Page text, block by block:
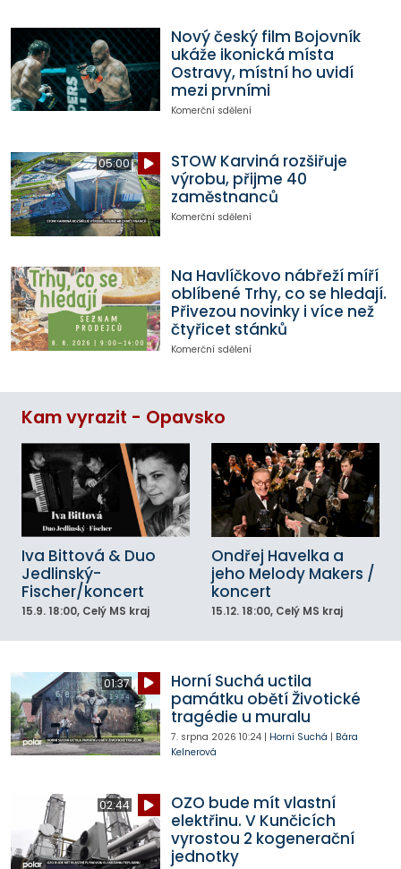
Nový český film Bojovník
ukáže ikonická místa
Ostravy, místní ho uvidí
mezi prvními
Komerční sdělení
05:00
STOW Karviná rozšiřuje
výrobu, přijme 40
zaměstnanců
Komerční sdělení
Na Havlíčkovo nábřeží míří
oblíbené Trhy, co se hledají.
Přivezou novinky i více než
čtyřicet stánků
Komerční sdělení
Kam vyrazit - Opavsko
Iva Bittová & Duo
Jedlinský-
Fischer/koncert
15.9. 18:00, Celý MS kraj
Ondřej Havelka a
jeho Melody Makers /
koncert
15.12. 18:00, Celý MS kraj
01:37
Horní Suchá uctila
památku obětí Životické
tragédie u muralu
7. srpna 2026 10:24| Horní Suchá | Bára
Kelnerová
02:44
OZO bude mít vlastní
elektřinu. V Kunčicích
vyrostou 2 kogenerační
jednotky